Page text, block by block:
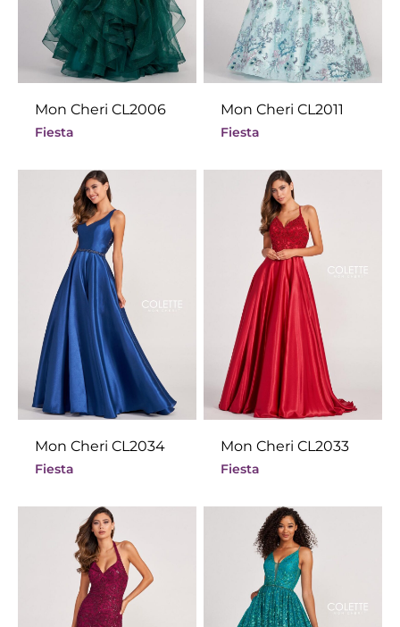
Mon Cheri CL2006
Fiesta
Mon Cheri CL2011
Fiesta
Mon Cheri CL2034
Fiesta
Mon Cheri CL2033
Fiesta